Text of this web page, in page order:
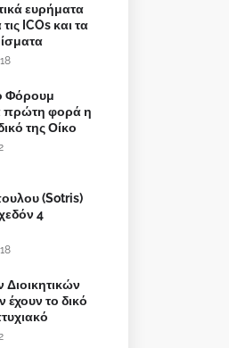
ευρήματα
ICOs και τα
Φόρουμ
πρώτη φορά η
της Οίκο
(Sotris)
4
Διοικητικών
έχουν το δικό